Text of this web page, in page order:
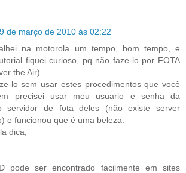
de março de 2010 às 02:22
na motorola um tempo, bom tempo, e
fiquei curioso, pq não faze-lo por FOTA
the Air).
lo sem usar estes procedimentos que você
precisei usar meu usuario e senha da
servidor de fota deles (não existe server
e funcionou que é uma beleza.
dica,
pode ser encontrado facilmente em sites